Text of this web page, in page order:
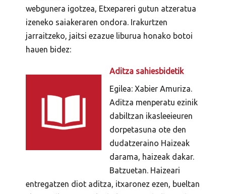
webgunera igotzea, Etxepareri gutun atzeratua
izeneko saiakeraren ondora. Irakurtzen
jarraitzeko, jaitsi ezazue liburua honako botoi
hauen bidez:
Aditza sahiesbidetik
Egilea: Xabier Amuriza.
Aditza menperatu ezinik
dabiltzan ikasleeieuren
dorpetasuna ote den
dudatzeraino Haizeak
darama, haizeak dakar.
Batzuetan. Haizeari
entregatzen diot aditza, itxaronez ezen, bueltan